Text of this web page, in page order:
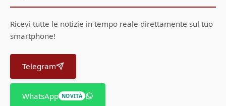
Ricevi tutte le notizie in tempo reale direttamente sul tuo
smartphone!
Telegram
WhatsApp NOVITÀ